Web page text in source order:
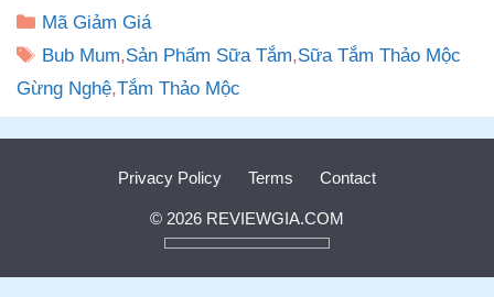
Danh
mục
Mã Giảm Giá
Thẻ
Bub Mum,Sản Phẩm Sữa Tắm,Sữa Tắm Thảo Mộc
Gừng Nghệ,Tắm Thảo Mộc
Privacy Policy Terms Contact
© 2026 REVIEWGIA.COM